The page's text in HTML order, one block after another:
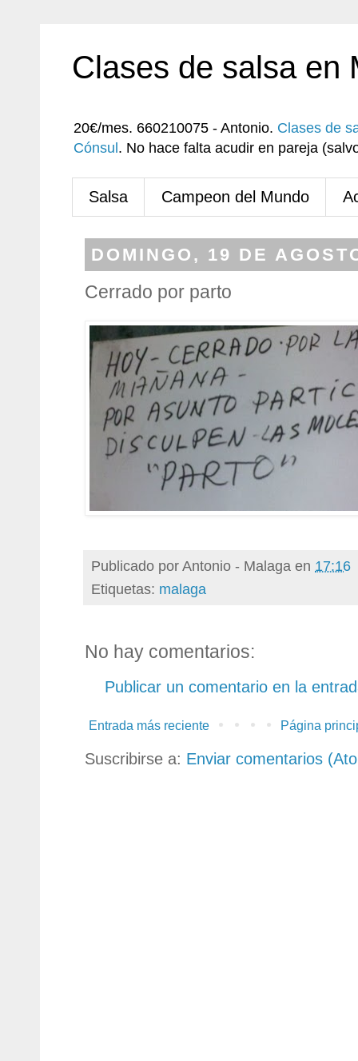
Clases de salsa en
20€/mes. 660210075 - Antonio. Clases de
Cónsul . No hace falta acudir en pareja
Salsa Campeon del Mundo
DOMINGO, 19 DE
Cerrado por parto
Publicado porAntonio - Malaga en 17:16
Etiquetas: malaga
No hay comentarios:
Publicar un comentario en la
Entrada más reciente Página
Suscribirse a: Enviar comentarios